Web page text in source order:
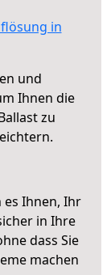
in
und
Ihnen die
zu
Ihnen, Ihr
in Ihre
dass Sie
machen